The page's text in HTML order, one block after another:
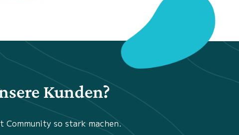
Kunden?
Community so stark machen.